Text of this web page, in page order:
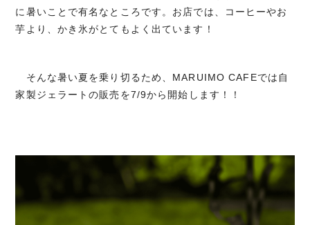
に暑いことで有名なところです。お店では、コーヒーやお
芋より、かき氷がとてもよく出ています！
そんな暑い夏を乗り切るため、MARUIMO CAFEでは自
家製ジェラートの販売を7/9から開始します！！